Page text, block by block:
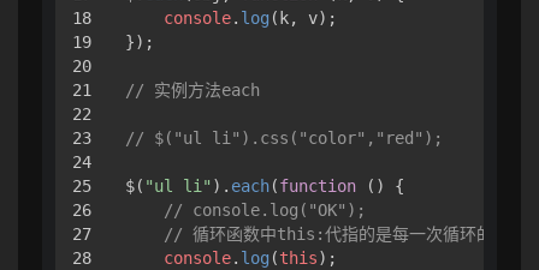
18
19
20
21
22
23
24
25
26
27
28
console. log (k, v);
});
// 实例方法each
// $("ul li").css("color","red");
$( "ul li" ). each(function ( ) {
// console.log("OK");
// 循环函数中this:代指的是每一次循环的dom
console. log (this);